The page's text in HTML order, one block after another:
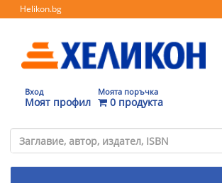
Helikon.bg
Вход
Моят профил
Моята поръчка
0 продукта